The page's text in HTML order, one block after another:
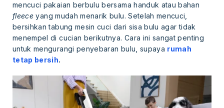
mencuci pakaian berbulu bersama handuk atau bahan
fleece yang mudah menarik bulu. Setelah mencuci,
bersihkan tabung mesin cuci dari sisa bulu agar tidak
menempel di cucian berikutnya. Cara ini sangat penting
untuk mengurangi penyebaran bulu, supaya rumah
tetap bersih.